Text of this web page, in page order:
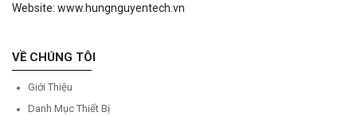
Website: www.hungnguyentech.vn
VỀ CHÚNG TÔI
Giới Thiệu
Danh Mục Thiết Bị